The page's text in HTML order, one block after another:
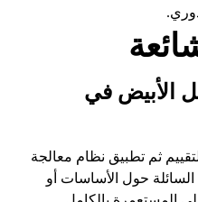
الأبيض في
ثم تطبيق نظام معالجة
حول الأساسات أو